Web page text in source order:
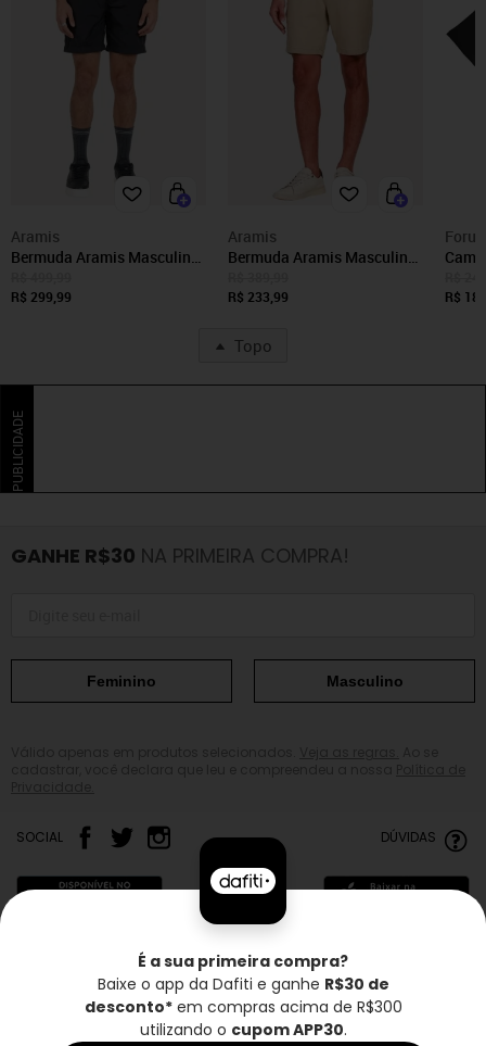
Aramis
Bermuda Aramis Masculina
R$ 299,99
Aramis
Bermuda Aramis Masculina
Areia
R$ 233,99
R$
Topo
PUBLICIDADE
GANHE R$30 NA PRIMEIRA COMPRA!
Feminino Masculino
SOCIAL DÚVIDAS
Frete grátis* Troca grátis Entrega rápida
É a sua primeira compra?
Baixe o app da Dafiti e ganhe R$30 de
desconto*em compras acima de R$300
utilizando o cupom APP30.